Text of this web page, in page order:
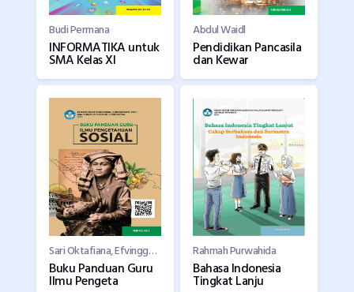
Budi Permana
INFORMATIKA untuk
SMA Kelas XI
Abdul Waidl
Pendidikan Pancasila
dan Kewar
Sari Oktafiana, Efvinggo Fasya Jaya. SP, M. Nursa?ban, Supardi, Mohammad Rizky Satria
Buku Panduan Guru
Ilmu Pengeta
Rahmah Purwahida
Bahasa Indonesia
Tingkat Lanju